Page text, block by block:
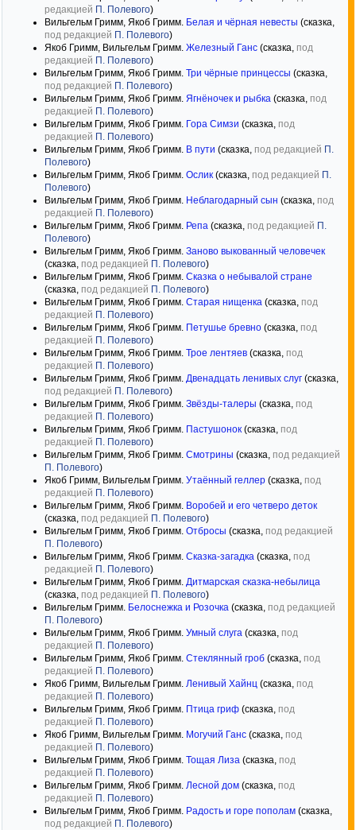
редакцией П. Полевого)
Вильгельм Гримм, Якоб Гримм. Белая и чёрная невесты (сказка,
под редакцией П. Полевого)
Якоб Гримм, Вильгельм Гримм. Железный Ганс (сказка, под
редакцией П. Полевого)
Вильгельм Гримм, Якоб Гримм. Три чёрные принцессы (сказка,
под редакцией П. Полевого)
Вильгельм Гримм, Якоб Гримм. Ягнёночек и рыбка (сказка, под
редакцией П. Полевого)
Вильгельм Гримм, Якоб Гримм. Гора Симзи (сказка, под
редакцией П. Полевого)
Вильгельм Гримм, Якоб Гримм. В пути (сказка, под редакцией П.
Полевого)
Вильгельм Гримм, Якоб Гримм. Ослик (сказка, под редакцией П.
Полевого)
Вильгельм Гримм, Якоб Гримм. Неблагодарный сын (сказка, под
редакцией П. Полевого)
Вильгельм Гримм, Якоб Гримм. Репа (сказка, под редакцией П.
Полевого)
Вильгельм Гримм, Якоб Гримм. Заново выкованный человечек
(сказка, под редакцией П. Полевого)
Вильгельм Гримм, Якоб Гримм. Сказка о небывалой стране
(сказка, под редакцией П. Полевого)
Вильгельм Гримм, Якоб Гримм. Старая нищенка (сказка, под
редакцией П. Полевого)
Вильгельм Гримм, Якоб Гримм. Петушье бревно (сказка, под
редакцией П. Полевого)
Вильгельм Гримм, Якоб Гримм. Трое лентяев (сказка, под
редакцией П. Полевого)
Вильгельм Гримм, Якоб Гримм. Двенадцать ленивых слуг (сказка,
под редакцией П. Полевого)
Вильгельм Гримм, Якоб Гримм. Звёзды-талеры (сказка, под
редакцией П. Полевого)
Вильгельм Гримм, Якоб Гримм. Пастушонок (сказка, под
редакцией П. Полевого)
Вильгельм Гримм, Якоб Гримм. Смотрины (сказка, под редакцией
П. Полевого)
Якоб Гримм, Вильгельм Гримм. Утаённый геллер (сказка, под
редакцией П. Полевого)
Вильгельм Гримм, Якоб Гримм. Воробей и его четверо деток
(сказка, под редакцией П. Полевого)
Вильгельм Гримм, Якоб Гримм. Отбросы (сказка, под редакцией
П. Полевого)
Вильгельм Гримм, Якоб Гримм. Сказка-загадка (сказка, под
редакцией П. Полевого)
Вильгельм Гримм, Якоб Гримм. Дитмарская сказка-небылица
(сказка, под редакцией П. Полевого)
Вильгельм Гримм. Белоснежка и Розочка (сказка, под редакцией
П. Полевого)
Вильгельм Гримм, Якоб Гримм. Умный слуга (сказка, под
редакцией П. Полевого)
Вильгельм Гримм, Якоб Гримм. Стеклянный гроб (сказка, под
редакцией П. Полевого)
Якоб Гримм, Вильгельм Гримм. Ленивый Хайнц (сказка, под
редакцией П. Полевого)
Вильгельм Гримм, Якоб Гримм. Птица гриф (сказка, под
редакцией П. Полевого)
Якоб Гримм, Вильгельм Гримм. Могучий Ганс (сказка, под
редакцией П. Полевого)
Вильгельм Гримм, Якоб Гримм. Тощая Лиза (сказка, под
редакцией П. Полевого)
Вильгельм Гримм, Якоб Гримм. Лесной дом (сказка, под
редакцией П. Полевого)
Вильгельм Гримм, Якоб Гримм. Радость и горе пополам (сказка,
под редакцией П. Полевого)